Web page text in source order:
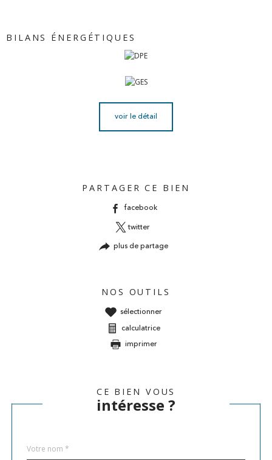
BILANS ÉNERGÉTIQUES
voir le détail
PARTAGER CE BIEN
facebook
twitter
plus de partage
NOS OUTILS
sélectionner
calculatrice
imprimer
CE BIEN VOUS
intéresse ?
par
*